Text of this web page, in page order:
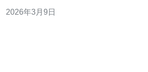
务商或本地托管商；而最便宜的短期方案
2026年3月9日